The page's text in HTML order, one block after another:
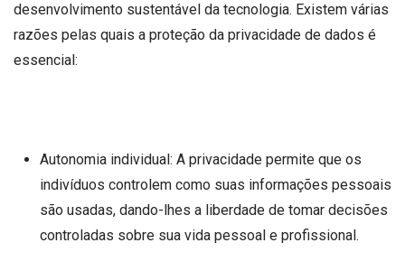
desenvolvimento sustentável da tecnologia. Existem várias
razões pelas quais a proteção da privacidade de dados é
essencial:
Autonomia individual: A privacidade permite que os
indivíduos controlem como suas informações pessoais
são usadas, dando-lhes a liberdade de tomar decisões
controladas sobre sua vida pessoal e profissional.